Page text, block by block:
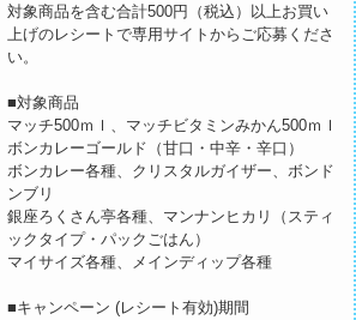
対象商品を含む合計500円（税込）以上お買い
上げのレシートで専用サイトからご応募くださ
い。
■対象商品
マッチ500ｍｌ、マッチビタミンみかん500ｍｌ
ボンカレーゴールド（甘口・中辛・辛口）
ボンカレー各種、クリスタルガイザー、ボンド
ンブリ
銀座ろくさん亭各種、マンナンヒカリ（スティ
ックタイプ・パックごはん）
マイサイズ各種、メインディップ各種
■キャンペーン (レシート有効)期間